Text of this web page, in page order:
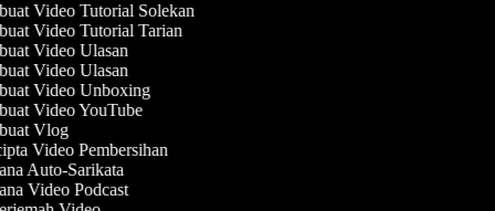
Video Tutorial Solekan
Video Tutorial Tarian
Video Ulasan
Video Ulasan
Video Unboxing
Video YouTube
Vlog
Video Pembersihan
Auto-Sarikata
Video Podcast